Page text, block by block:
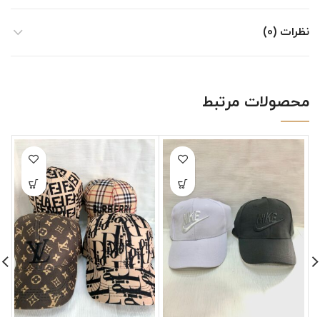
نظرات (0)
محصولات مرتبط